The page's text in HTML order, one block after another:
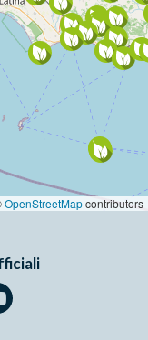
OpenStreetMapcontributors